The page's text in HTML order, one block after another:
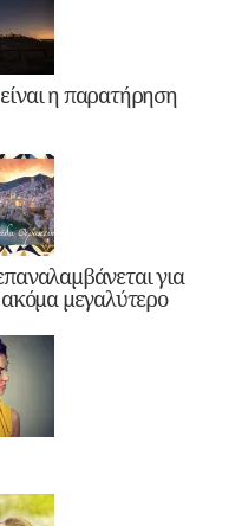
η παρατήρηση
για
ακόμα μεγαλύτερο